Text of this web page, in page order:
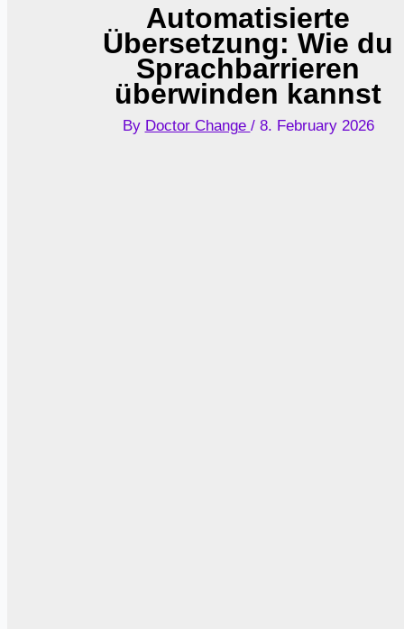
Automatisierte
Übersetzung: Wie du
Sprachbarrieren
überwinden kannst
By Doctor Change / 8. February 2026